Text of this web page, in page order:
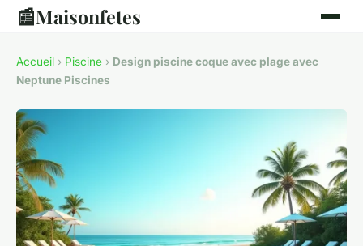
📰Maisonfetes
Accueil › Piscine › Design piscine coque avec plage avec
Neptune Piscines